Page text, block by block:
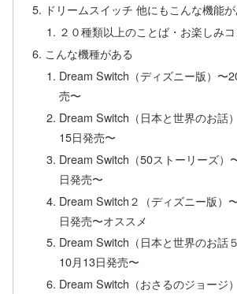
ドリームスイッチ 他にもこんな機能が
２０種類以上のことば・お楽しみ
こんな機種がある
Dream Switch（ディズニー版）〜
売〜
Dream Switch（日本と世界のお話
15日発売〜
Dream Switch（50ストーリーズ）
日発売〜
Dream Switch２（ディズニー版）
日発売〜オススメ
Dream Switch（日本と世界のお話
10月13日発売〜
Dream Switch（おさるのジョージ